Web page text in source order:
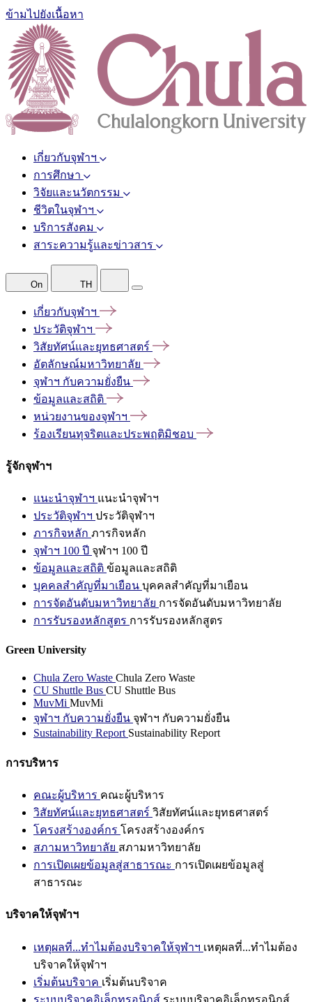
ข้ามไปยังเนื้อหา
เกี่ยวกับจุฬาฯ
การศึกษา
วิจัยและนวัตกรรม
ชีวิตในจุฬาฯ
บริการสังคม
สาระความรู้และข่าวสาร
On TH
เกี่ยวกับจุฬาฯ
ประวัติจุฬาฯ
วิสัยทัศน์และยุทธศาสตร์
อัตลักษณ์มหาวิทยาลัย
จุฬาฯ กับความยั่งยืน
ข้อมูลและสถิติ
หน่วยงานของจุฬาฯ
ร้องเรียนทุจริตและประพฤติมิชอบ
รู้จักจุฬาฯ
แนะนำจุฬาฯ แนะนำจุฬาฯ
ประวัติจุฬาฯ ประวัติจุฬาฯ
ภารกิจหลัก ภารกิจหลัก
จุฬาฯ 100 ปี จุฬาฯ 100 ปี
ข้อมูลและสถิติ ข้อมูลและสถิติ
บุคคลสำคัญที่มาเยือน บุคคลสำคัญที่มาเยือน
การจัดอันดับมหาวิทยาลัย การจัดอันดับมหาวิทยาลัย
การรับรองหลักสูตร การรับรองหลักสูตร
Green University
Chula Zero Waste Chula Zero Waste
CU Shuttle Bus CU Shuttle Bus
MuvMi MuvMi
จุฬาฯ กับความยั่งยืน จุฬาฯ กับความยั่งยืน
Sustainability Report Sustainability Report
การบริหาร
คณะผู้บริหาร คณะผู้บริหาร
วิสัยทัศน์และยุทธศาสตร์ วิสัยทัศน์และยุทธศาสตร์
โครงสร้างองค์กร โครงสร้างองค์กร
สภามหาวิทยาลัย สภามหาวิทยาลัย
การเปิดเผยข้อมูลสู่สาธารณะ การเปิดเผยข้อมูลสู่
สาธารณะ
บริจาคให้จุฬาฯ
เหตุผลที่...ทำไมต้องบริจาคให้จุฬาฯ เหตุผลที่...ทำไมต้อง
บริจาคให้จุฬาฯ
เริ่มต้นบริจาค เริ่มต้นบริจาค
ระบบบริจาคอิเล็กทรอนิกส์ ระบบบริจาคอิเล็กทรอนิกส์